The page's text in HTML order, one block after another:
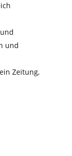
und
Zeitung,